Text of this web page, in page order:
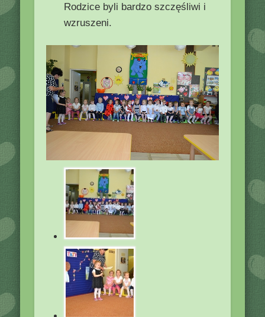
Rodzice byli bardzo szczęśliwi i
wzruszeni.